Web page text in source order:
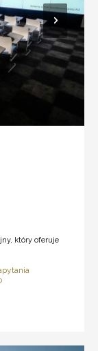
który oferuje